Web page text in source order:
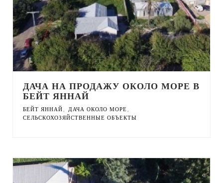
ДАЧА НА ПРОДАЖУ ОКОЛО МОРЕ В
БЕЙТ ЯННАЙ
БЕЙТ ЯННАЙ, ДАЧА ОКОЛО МОРЕ,
СЕЛЬСКОХОЗЯЙСТВЕННЫЕ ОБЪЕКТЫ